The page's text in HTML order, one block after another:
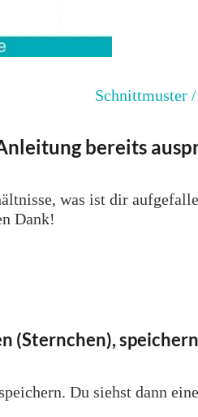
Schnittmuster
bereits
was ist dir
Dank!
(Sternchen),
Du siehst dann